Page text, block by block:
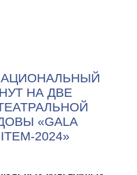
НА ДВЕ
«GALA
2024»